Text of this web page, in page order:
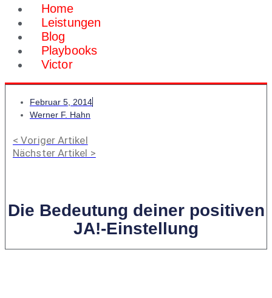
Home
Leistungen
Blog
Playbooks
Victor
Februar 5, 2014
Werner F. Hahn
< Voriger Artikel
Nächster Artikel >
Die Bedeutung deiner positiven
JA!-Einstellung